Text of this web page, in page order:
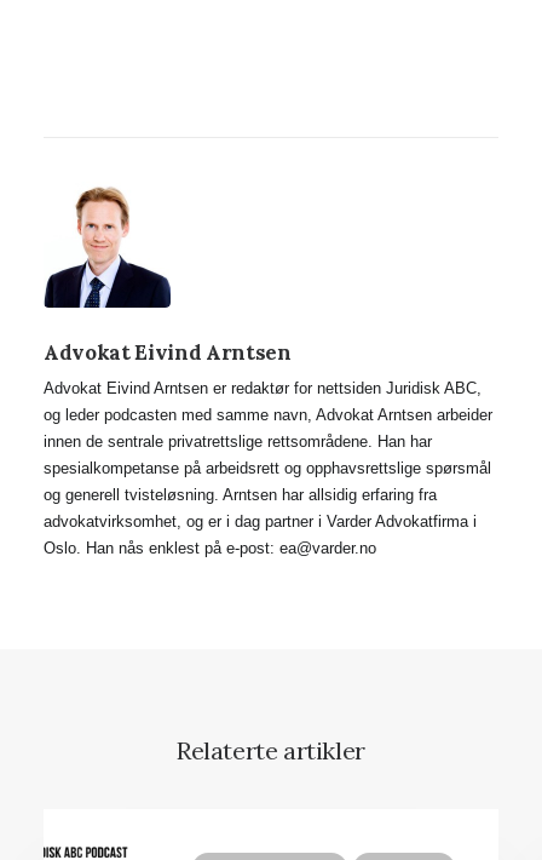
Advokat Eivind Arntsen
Advokat Eivind Arntsen er redaktør for nettsiden Juridisk ABC,
og leder podcasten med samme navn, Advokat Arntsen arbeider
innen de sentrale privatrettslige rettsområdene. Han har
spesialkompetanse på arbeidsrett og opphavsrettslige spørsmål
og generell tvisteløsning. Arntsen har allsidig erfaring fra
advokatvirksomhet, og er i dag partner i Varder Advokatfirma i
Oslo. Han nås enklest på e-post: ea@varder.no
Relaterte artikler